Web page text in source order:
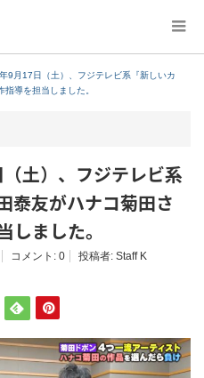
9月17日（土）、フジテレビ系『新しいカ
導を担当しました。
土）、フジテレビ系
泰友がハナコ菊田さ
しました。
コメント: 0 投稿者: Staff K